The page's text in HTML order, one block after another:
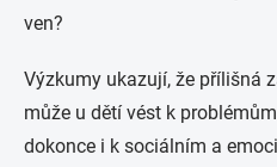
ven?
Výzkumy ukazují, že přílišná
může u dětí vést k
dokonce i k sociálním a